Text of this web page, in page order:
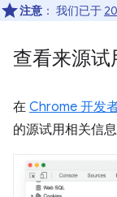
注意 ： 我们已于
查看来源试
在 Chrome 开发
的源试用相关信息